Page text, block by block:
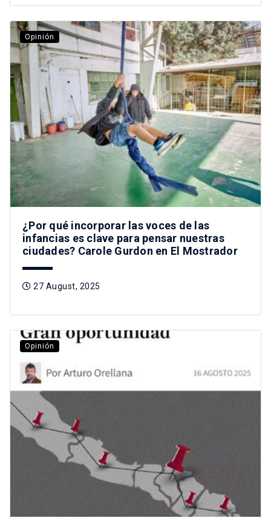
Opinión
¿Por qué incorporar las voces de las
infancias es clave para pensar nuestras
ciudades? Carole Gurdon en El Mostrador
27 August, 2025
Opinión